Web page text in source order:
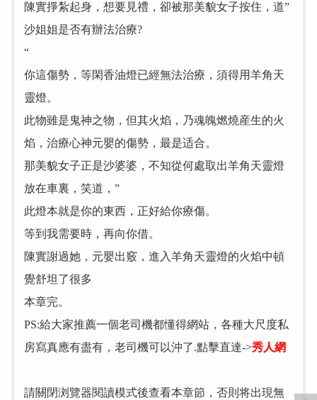
掙紮起身，想要見禮，卻被那美貌女子按住，道”
沙姐姐是否有辦法治療?
“
你這傷勢，等閑香油燈已經無法治療，須得用羊角天
靈燈。
此物雖是
之物，但其火焰，乃魂魄燃燒産生
火
焰，治療心
元嬰
傷勢，最是适合。
那美貌女子正是沙婆婆，不知從何處取出羊角天靈燈
放在車裏，笑道，”
此燈本就是你
東西，正好給你療傷。
等到我需要時，再向你借。
謝過她，元嬰出竅，進入羊角天靈燈
火焰中頓
覺舒坦了很多
本章完。
PS:給大家推薦一個老司機都懂得網站，各種大尺度私
房寫真應有盡有，老司機可以沖了.點擊直達->秀人網
請關閉浏覽器閱讀模式後查看本章節，否則将出現無